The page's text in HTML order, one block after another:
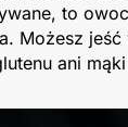
to
Możesz
ani